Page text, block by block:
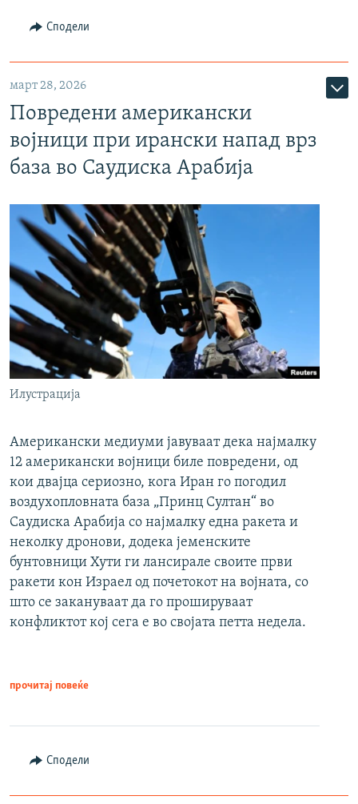
Сподели
март 28, 2026
Повредени американски
војници при ирански напад врз
база во Саудиска Арабија
Илустрација
Американски медиуми јавуваат дека најмалку
12 американски војници биле повредени, од
кои двајца сериозно, кога Иран го погодил
воздухопловната база „Принц Султан“ во
Саудиска Арабија со најмалку една ракета и
неколку дронови, додека јеменските
бунтовници Хути ги лансирале своите први
ракети кон Израел од почетокот на војната, со
што се закануваат да го прошируваат
конфликтот кој сега е во својата петта недела.
прочитај повеќе
Сподели